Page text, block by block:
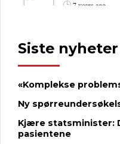
7 years ago
Nye oppgaver til fastlegene
har sett – eller tatt ansvar for
Nye oppgaver til fastlegene
har sett – eller tatt ansvar for
Siste nyheter
«Komplekse
Ny
Kjære statsminister:
pasientene